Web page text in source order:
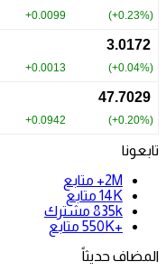
تابعونا
2M+
متابع
14K متابع
835k مشترك
+550K
متابع
المضاف حديثاً